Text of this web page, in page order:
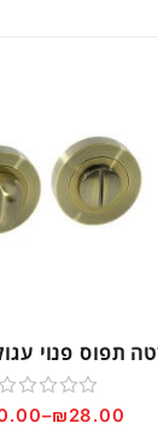
דורג₪28.00
–